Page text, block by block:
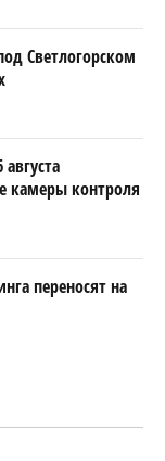
Светлогорском
камеры контроля
переносят на